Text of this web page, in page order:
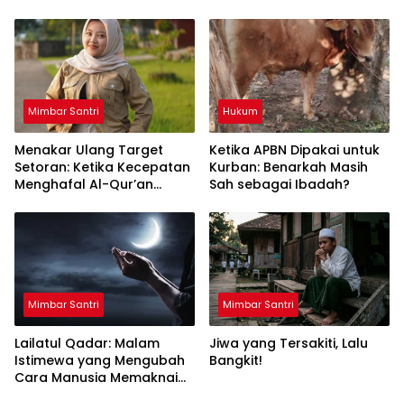
Mimbar Santri
Menakar Ulang Target
Setoran: Ketika Kecepatan
Menghafal Al-Qur’an
dan Makna
Hukum
Ketika APBN Dipakai untuk
Kurban: Benarkah Masih
Sah sebagai Ibadah?
Mimbar Santri
Lailatul Qadar: Malam
Istimewa yang Mengubah
Cara Manusia Memaknai
Mimbar Santri
Jiwa yang Tersakiti, Lalu
Bangkit!